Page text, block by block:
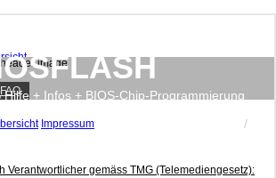
Hilfe + Infos + BIOS-Chip-Programmierung
FAQ
Impressum
Verantwortlicher gemäss TMG (Telemediengesetz):